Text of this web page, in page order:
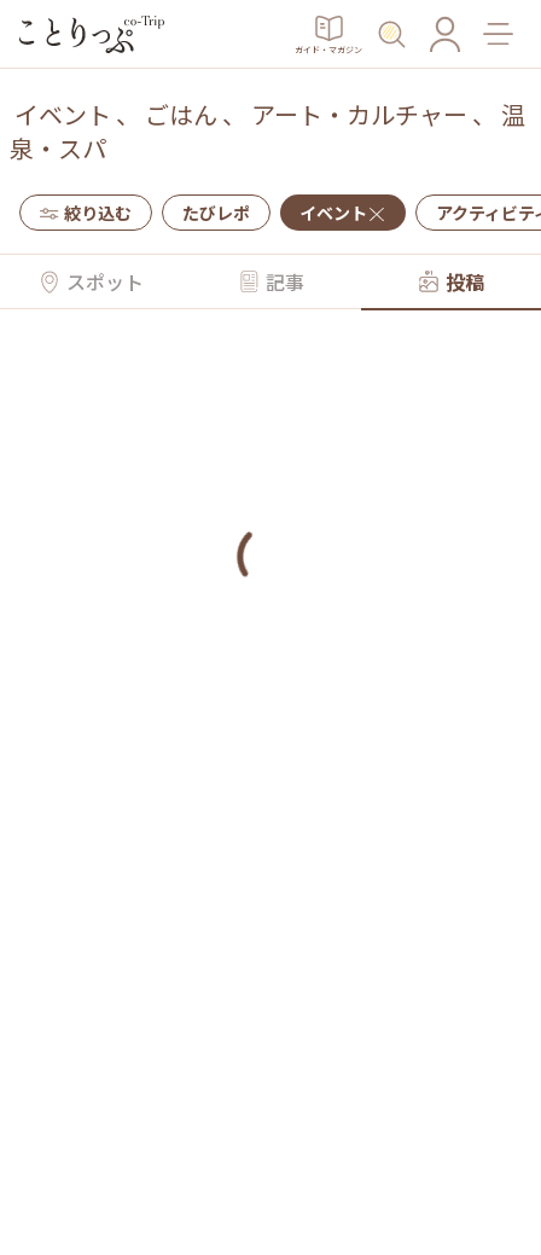
ガイド・マガジン
イベント 、 ごはん 、 アート・カルチャー 、 温
泉・スパ
絞り込む たびレポ イベント アクティビテ
スポット 記事 投稿